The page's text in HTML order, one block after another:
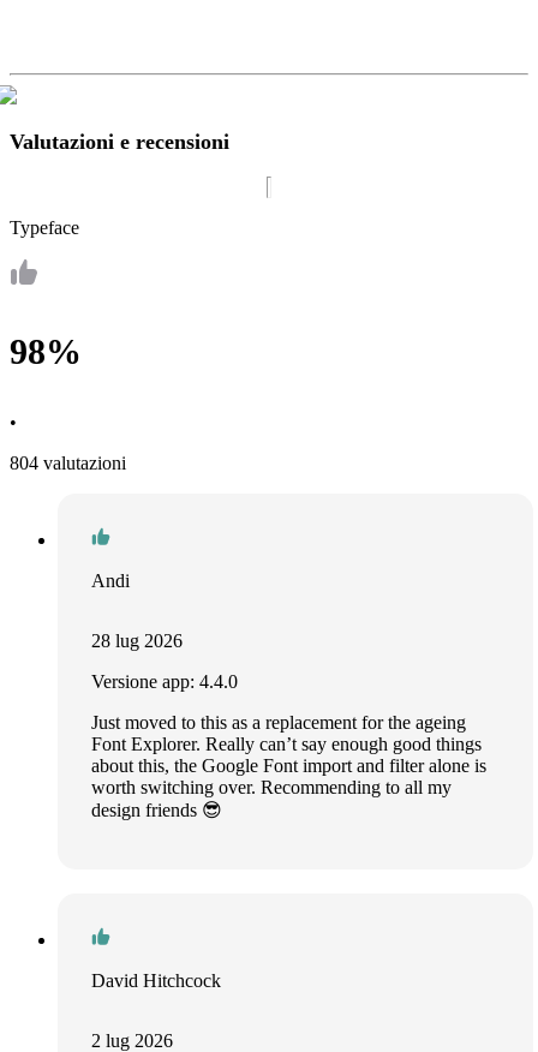
Valutazioni e recensioni
Typeface
98%
•
804 valutazioni
Andi
28 lug 2026
Versione app: 4.4.0
Just moved to this as a replacement for the ageing
Font Explorer. Really can’t say enough good things
about this, the Google Font import and filter alone is
worth switching over. Recommending to all my
design friends 😎
David Hitchcock
2 lug 2026